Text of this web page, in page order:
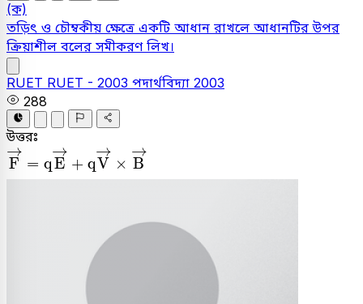
(ক)
তড়িৎ ও চৌম্বকীয় ক্ষেত্রে একটি আধান রাখলে আধানটির উপর
ক্রিয়াশীল বলের সমীকরণ লিখ।
RUET RUET - 2003 পদার্থবিদ্যা 2003
288
উত্তরঃ
→
F = q
→
E + q
→
V ×
→
B
F→= E→ qV→ ×B